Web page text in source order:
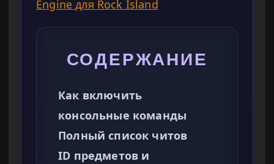
Engine для Rock Island
СОДЕРЖАНИЕ
Как включить
консольные команды
Полный список читов
ID предметов и